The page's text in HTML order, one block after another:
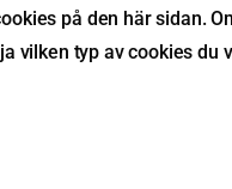
på den här sidan.
vilken typ av cookies